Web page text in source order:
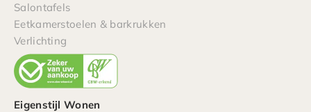
Salontafels
Eetkamerstoelen & barkrukken
Verlichting
Eigenstijl Wonen